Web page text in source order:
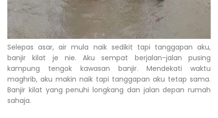
Selepas asar, air mula naik sedikit tapi tanggapan aku,
banjir kilat je nie. Aku sempat berjalan-jalan pusing
kampung tengok kawasan banjir. Mendekati waktu
maghrib, aku makin naik tapi tanggapan aku tetap sama.
Banjir kilat yang penuhi longkang dan jalan depan rumah
sahaja.